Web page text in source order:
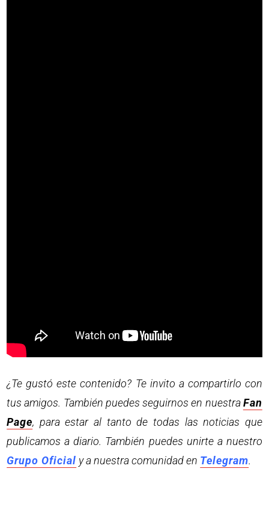
¿Te gustó este contenido? Te invito a compartirlo con
tus amigos. También puedes seguirnos en nuestraFan
Page, para estar al tanto de todas las noticias que
publicamos a diario. También puedes unirte a nuestro
Grupo Oficial y a nuestra comunidad en Telegram.